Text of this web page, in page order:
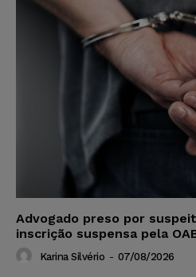
Advogado preso por
inscrição suspensa pela
Karina Silvério - 07/08/2026